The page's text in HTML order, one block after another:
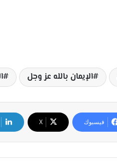
الإيمان بالله عز وجل
فيسبوك ‫X